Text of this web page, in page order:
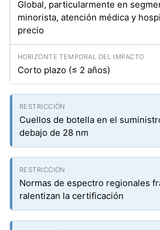
Global, particularmente en
minorista, atención médica y
precio
Corto plazo (≤ 2 años)
Cuellos de botella en el
debajo de 28 nm
Normas de espectro regionales
ralentizan la certificación